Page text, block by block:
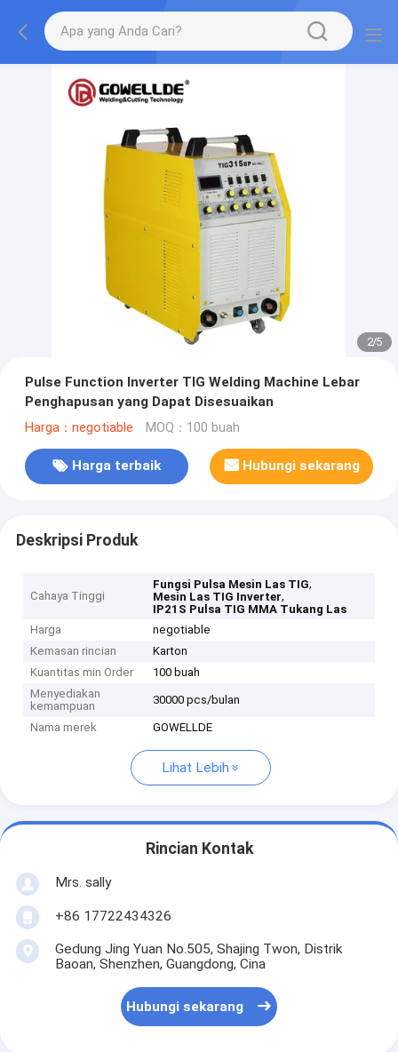
2/5
Pulse Function Inverter TIG Welding Machine Lebar
Penghapusan yang Dapat Disesuaikan
Harga：negotiable MOQ：100 buah
Harga terbaik Hubungi sekarang
Deskripsi Produk
Cahaya Tinggi
Fungsi Pulsa Mesin Las TIG,
Mesin Las TIG Inverter,
IP21S Pulsa TIG MMA Tukang Las
Harga
negotiable
Kemasan rincian
Karton
Kuantitas min Order
100 buah
Menyediakan
kemampuan
30000 pcs/bulan
Nama merek GOWELLDE
Lihat Lebih
Rincian Kontak
Mrs. sally
+86 17722434326
Gedung Jing Yuan No.505, Shajing Twon, Distrik
Baoan, Shenzhen, Guangdong, Cina
Hubungi sekarang